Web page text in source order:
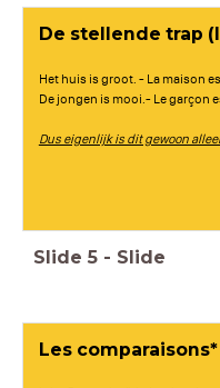
De stellende trap
Het huis is groot. - La maison
De jongen is mooi.- Le garçon
Dus eigenlijk is dit gewoon
Slide 5 - Slide
Les comparaisons*